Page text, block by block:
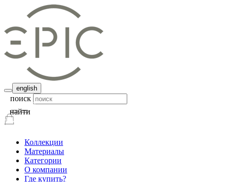
english
поиск
Коллекции
Материалы
Категории
О компании
Где купить?
найти